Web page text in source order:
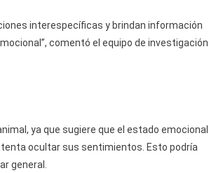
interespecíficas y brindan información
comentó el equipo de investigación
ya que sugiere que el estado emocional
ocultar sus sentimientos. Esto podría
general.